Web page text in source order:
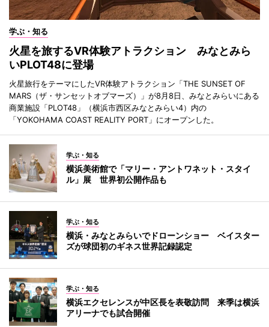
学ぶ・知る
火星を旅するVR体験アトラクション みなとみら
いPLOT48に登場
火星旅行をテーマにしたVR体験アトラクション「THE SUNSET OF
MARS（ザ・サンセットオブマーズ）」が8月8日、みなとみらいにある
商業施設「PLOT48」（横浜市西区みなとみらい4）内の
「YOKOHAMA COAST REALITY PORT」にオープンした。
学ぶ・知る
横浜美術館で「マリー・アントワネット・スタイ
ル」展 世界初公開作品も
学ぶ・知る
横浜・みなとみらいでドローンショー ベイスター
ズが球団初のギネス世界記録認定
学ぶ・知る
横浜エクセレンスが中区長を表敬訪問 来季は横浜
アリーナでも試合開催